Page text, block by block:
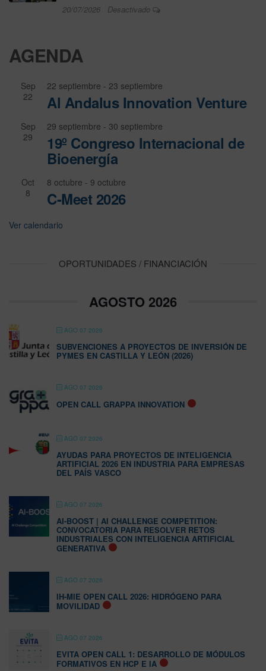
20/07/2026 Desactivado
AGENDA
Sep
22
22 septiembre - 23 septiembre
Al Andalus Innovation Venture
Sep
29
29 septiembre - 30 septiembre
19º Congreso Internacional de
Bioenergía
Oct
8
8 octubre - 9 octubre
C-Meet 2026
Ver calendario
OPORTUNIDADES / FINANCIACIÓN
AGOSTO 2026
AGO 07 2026
SUBVENCIONES A PROYECTOS DE INVERSIÓN DE
PYMES EN CASTILLA Y LEÓN (2026)
AGO 07 2026
OPEN CALL GRAPPA INNOVATION
AGO 07 2026
AYUDAS PARA PROYECTOS DE INTELIGENCIA
ARTIFICIAL 2026 EN INDUSTRIA PARA EMPRESAS
DEL PAÍS VASCO
AGO 07 2026
AI-BOOST | AI CHALLENGE COMPETITION:
CONVOCATORIA PARA RESOLVER RETOS
INDUSTRIALES CON INTELIGENCIA ARTIFICIAL
GENERATIVA
AGO 07 2026
IH-MIE OPEN CALL 2026: HIDRÓGENO PARA
MOVILIDAD
AGO 07 2026
EVITA OPEN CALL 1: DESARROLLO DE MÓDULOS
FORMATIVOS EN HCP E IA